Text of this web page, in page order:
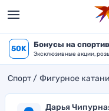
50K Бонусы на
Эксклюзивные акции,
Спорт Фигурное
Дарья